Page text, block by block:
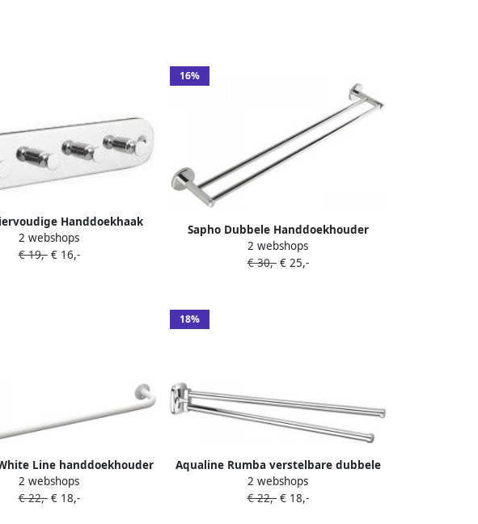
Handdoekhaak
26 cm Chroom
2 webshops
€ 19,-€ 16,-
16%
Sapho Dubbele Handdoekhouder
Samba Hangend 64.8 cm Chroom
2 webshops
€ 30,-€ 25,-
Line handdoekhouder
60 cm metal wit
2 webshops
€ 22,-€ 18,-
18%
Aqualine Rumba verstelbare dubbele
handdoekhouder 450mm chroom
2 webshops
€ 22,-€ 18,-